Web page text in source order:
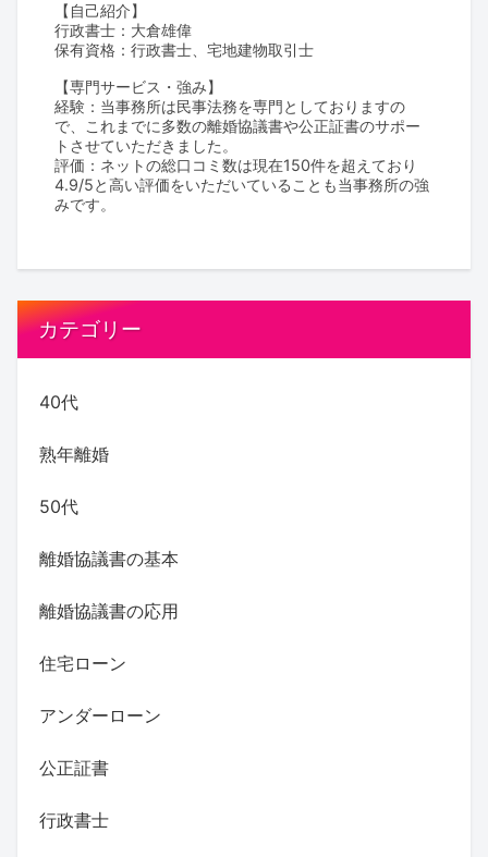
【自己紹介】
行政書士：大倉雄偉
保有資格：行政書士、宅地建物取引士
【専門サービス・強み】
経験：当事務所は民事法務を専門としておりますの
で、これまでに多数の離婚協議書や公正証書のサポー
トさせていただきました。
評価：ネットの総口コミ数は現在150件を超えており
4.9/5と高い評価をいただいていることも当事務所の強
みです。
カテゴリー
40代
熟年離婚
50代
離婚協議書の基本
離婚協議書の応用
住宅ローン
アンダーローン
公正証書
行政書士